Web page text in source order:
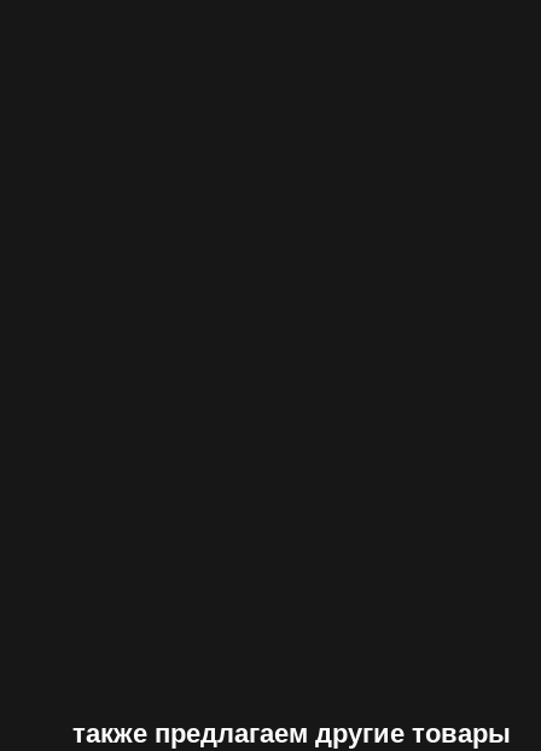
также предлагаем другие товары